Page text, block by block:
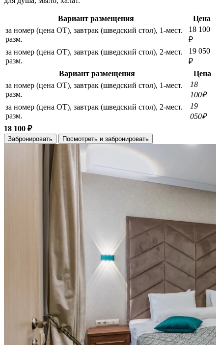
Вариант размещения
Цена
за номер (цена ОТ), завтрак (шведский стол), 1-мест.
разм.
18 100
₽
за номер (цена ОТ), завтрак (шведский стол), 2-мест.
разм.
19 050
₽
Вариант размещения
Цена
за номер (цена ОТ), завтрак (шведский стол), 1-мест.
разм.
18
100₽
за номер (цена ОТ), завтрак (шведский стол), 2-мест.
разм.
19
050₽
18 100 ₽
Забронировать Посмотреть и забронировать